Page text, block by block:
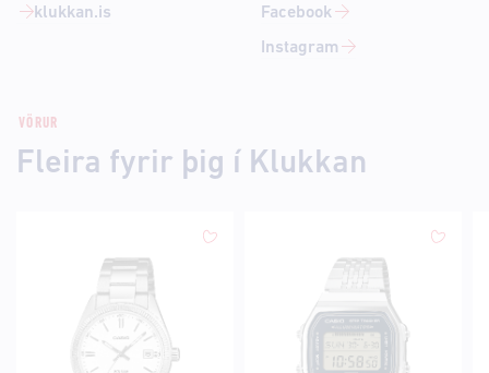
klukkan.is
Facebook
Instagram
VÖRUR
Fleira fyrir þig í Klukkan